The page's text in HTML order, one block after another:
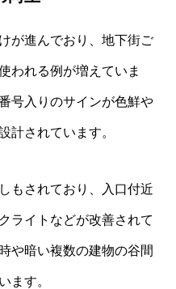
が進んでおり、地下街ご
われる例が増えていま
号入りのサインが色鮮や
計されています。
もされており、入口付近
ライトなどが改善されて
や暗い複数の建物の谷間
ます。